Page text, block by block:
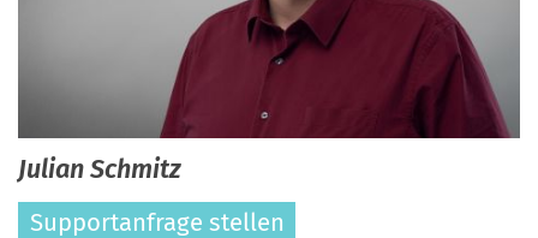
JulianSchmitz
Supportanfrage stellen